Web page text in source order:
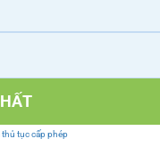
thủ tục cấp phép